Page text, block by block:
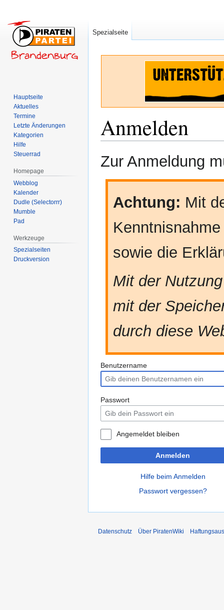
Anmelden
Navigation
Suche
Zur Anmeldung
Achtung: Mit
sowie die
Mit der
mit der
durch diese
Benutzername
Passwort
Angemeldet bleiben
Anmelden
Hilfe beim Anmelden
Passwort vergessen?
Spezialseite
Hauptseite
Aktuelles
Termine
Letzte Änderungen
Kategorien
Hilfe
Steuerrad
Homepage
Webblog
Kalender
Dudle (Selectorrr)
Mumble
Pad
Werkzeuge
Spezialseiten
Druckversion
Datenschutz Über PiratenWiki